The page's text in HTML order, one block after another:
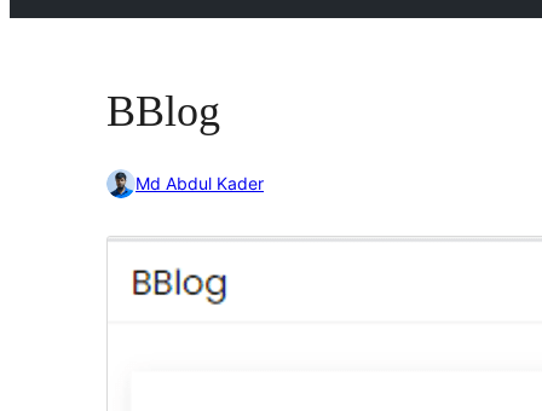
BBlog
Md Abdul Kader